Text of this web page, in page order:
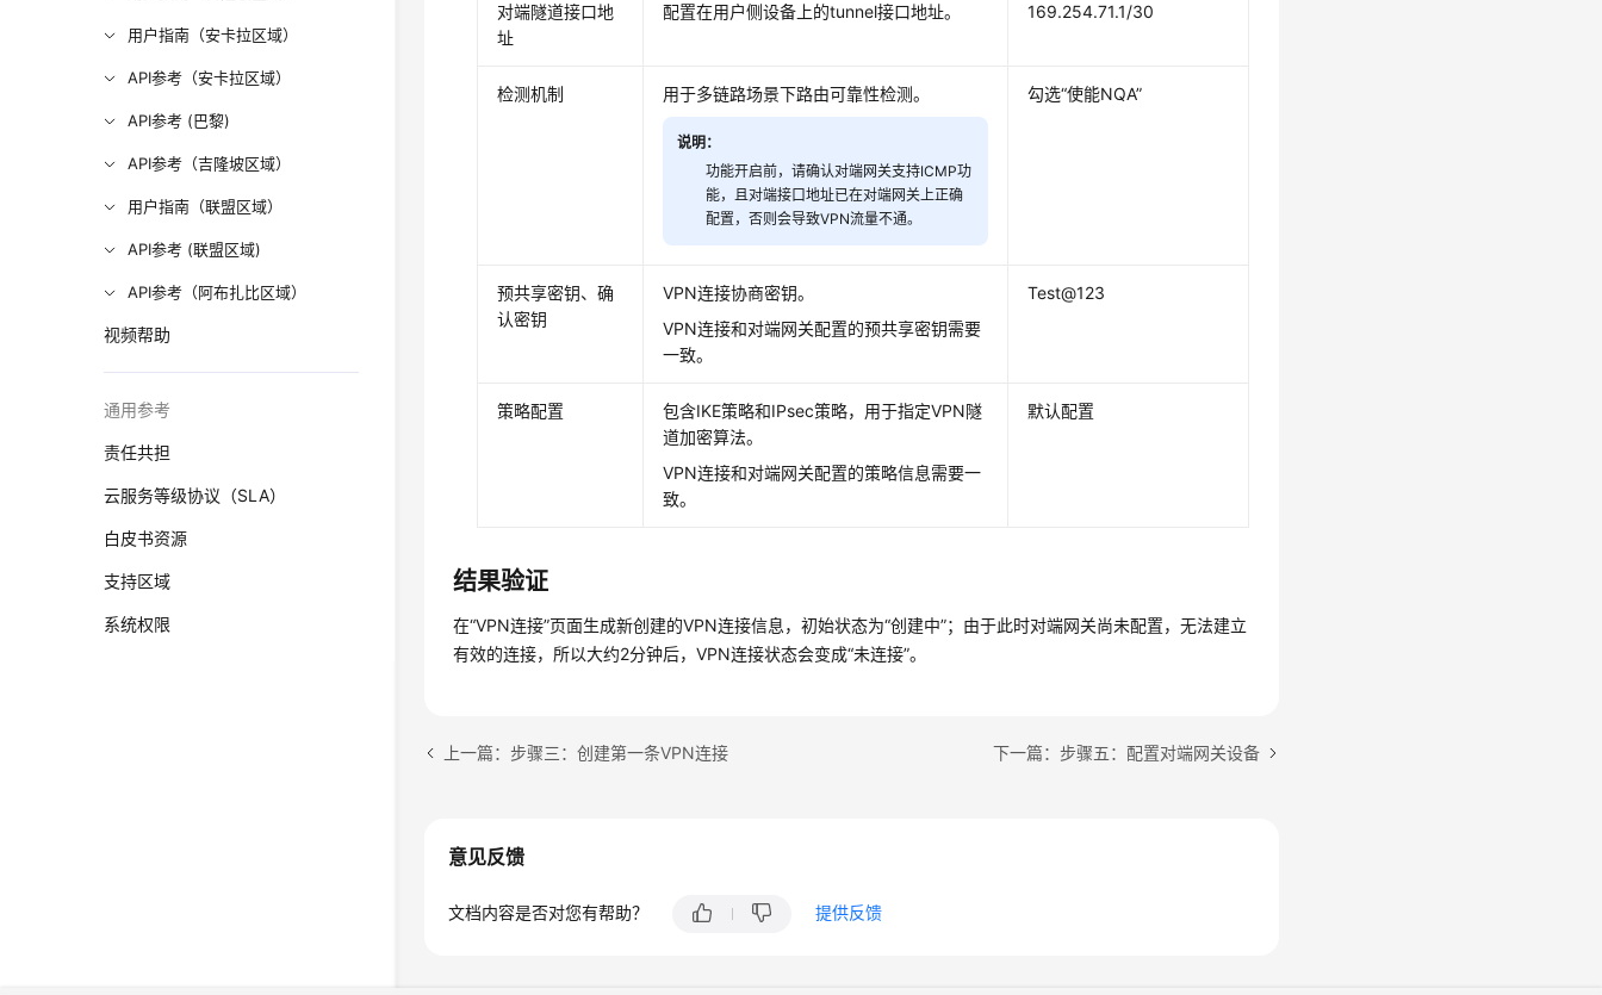
用户指南（安卡拉区域）
API参考（安卡拉区域）
API参考 (巴黎)
API参考（吉隆坡区域）
用户指南（联盟区域）
API参考 (联盟区域)
API参考（阿布扎比区域）
视频帮助
通用参考
责任共担
云服务等级协议（SLA）
白皮书资源
支持区域
系统权限
对端隧道接口地
址
配置在用户侧设备上的tunnel接口地址。 169.254.71.1/30
检测机制 用于多链路场景下路由可靠性检测。
说明：
功能开启前，请确认对端网关支持ICMP功
能，且对端接口地址已在对端网关上正确
配置，否则会导致VPN流量不通。
勾选“使能NQA”
预共享密钥、确
认密钥
VPN连接协商密钥。
VPN连接和对端网关配置的预共享密钥需要
一致。
Test@123
策略配置
包含IKE策略和IPsec策略，用于指定VPN隧
道加密算法。
VPN连接和对端网关配置的策略信息需要一
致。
默认配置
结果验证
在“VPN连接”页面生成新创建的VPN连接信息，初始状态为“创建中”；由于此时对端网关尚未配置，无法建立
有效的连接，所以大约2分钟后，VPN连接状态会变成“未连接”。
上一篇：步骤三：创建第一条VPN连接 下一篇：步骤五：配置对端网关设备
意见反馈
文档内容是否对您有帮助？ 提供反馈